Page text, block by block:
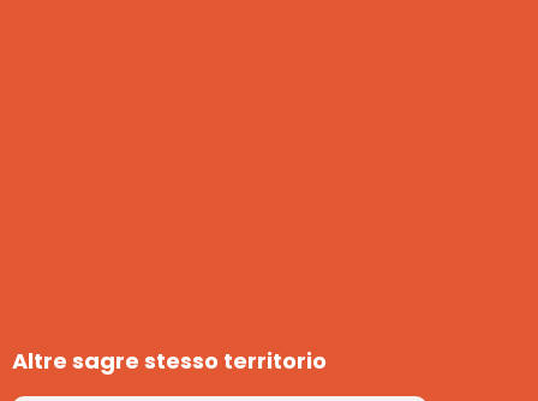
Altre sagre stesso territorio